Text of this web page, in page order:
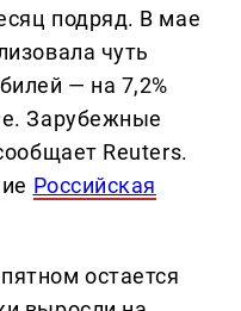
подряд. В мае
чуть
— на 7,2%
Зарубежные
Reuters.
Российская
остается